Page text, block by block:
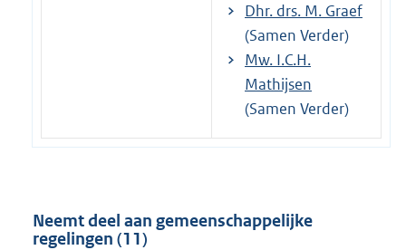
Dhr. drs. M. Graef
(Samen Verder)
Mw. I.C.H.
Mathijsen
(Samen Verder)
Neemt deel aan gemeenschappelijke
regelingen (11)